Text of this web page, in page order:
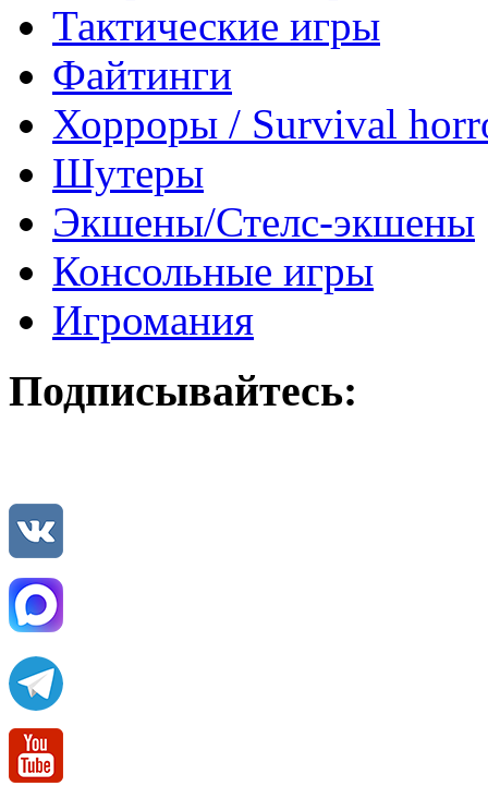
Тактические игры
Файтинги
Хорроры / Survival
Шутеры
Экшены/Стелс-экшены
Консольные игры
Игромания
Подписывайтесь: